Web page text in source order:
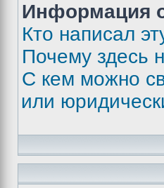
Информация
Кто написал
Почему здесь
С кем можно
или